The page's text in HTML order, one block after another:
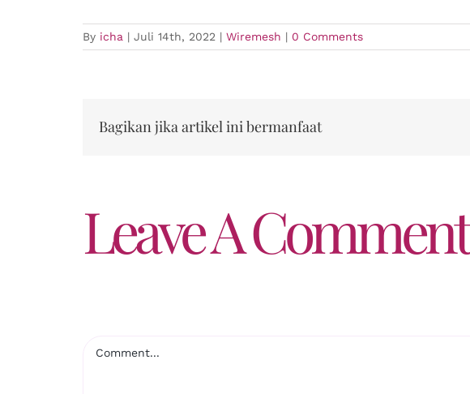
By icha | Juli 14th, 2022 | Wiremesh | 0 Comments
Bagikan jika artikel ini bermanfaat
Leave A Comment